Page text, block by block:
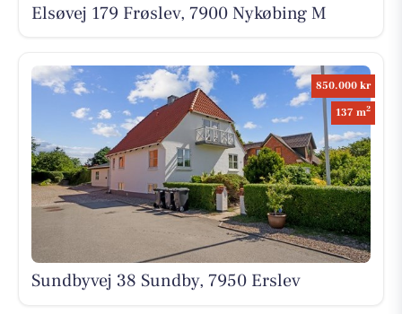
Elsøvej 179 Frøslev, 7900 Nykøbing M
850.000 kr
137 m2
Sundbyvej 38 Sundby, 7950 Erslev